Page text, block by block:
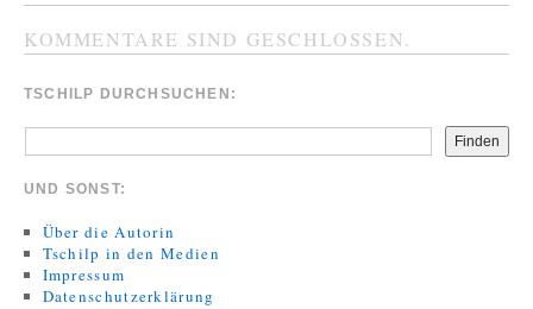
KOMMENTARE SIND GESCHLOSSEN.
TSCHILP DURCHSUCHEN:
Finden
UND SONST:
Über die Autorin
Tschilp in den Medien
Impressum
Datenschutzerklärung